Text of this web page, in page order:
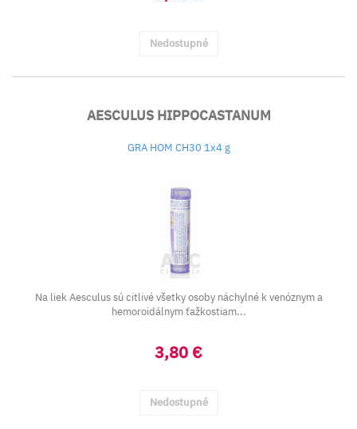
Nedostupné
AESCULUS HIPPOCASTANUM
GRA HOM CH30 1x4 g
Na liek Aesculus sú citlivé všetky osoby náchylné k venóznym a
hemoroidálnym ťažkostiam...
3,80 €
Nedostupné